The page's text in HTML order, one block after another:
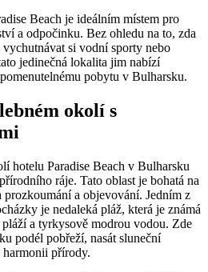
Beach je ideálním místem pro
a odpočinku. Bez ohledu na to, zda
si vodní sporty nebo
jedinečná lokalita jim nabízí
pobytu v Bulharsku.
okolí s
hotelu Paradise Beach v Bulharsku
ráje. Tato oblast je bohatá na
prozkoumání a objevování. Jedním z
je nedaleká pláž, která je známá
a tyrkysově modrou vodou. Zde
podél pobřeží, nasát sluneční
přírody.